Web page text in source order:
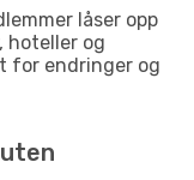
låser opp
hoteller og
for endringer og